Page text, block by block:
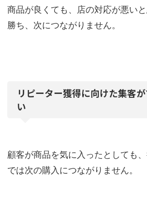
商品が良くても、店の対応が悪い
勝ち、次につながりません。
リピーター獲得に向けた集客
い
顧客が商品を気に入ったとしても
では次の購入につながりません。